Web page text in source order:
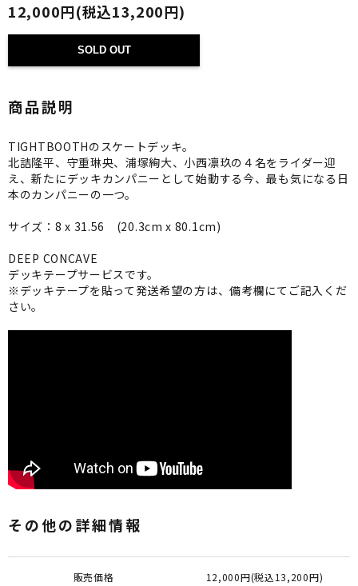
12,000円(税込13,200円)
SOLD OUT
商品説明
TIGHTBOOTHのスケートデッキ。
北詰隆平、守重琳央、浦塚絢大、小西凛玖の４名をライダー迎
え、新たにデッキカンパニーとして始動する今、最も気になる日
本のカンパニーの一つ。
サイズ：8 x 31.56 (20.3cm x 80.1cm)
DEEP CONCAVE
デッキテープサービスです。
※デッキテープを貼って発送希望の方は、備考欄にてご記入くだ
さい。
その他の詳細情報
販売価格 12,000円(税込13,200円)